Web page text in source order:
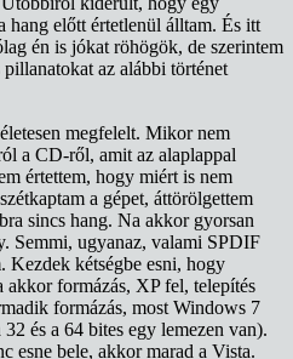
hang előtt értetlenül álltam. És itt
én is jókat röhögök, de szerintem
az alábbi történet
megfelelt. Mikor nem
a CD-ről, amit az alaplappal
értettem, hogy miért is nem
a gépet, áttörölgettem
sincs hang. Na akkor gyorsan
Semmi, ugyanaz, valami SPDIF
Kezdek kétségbe esni, hogy
formázás, XP fel, telepítés
formázás, most Windows 7
és a 64 bites egy lemezen van).
esne bele, akkor marad a Vista.